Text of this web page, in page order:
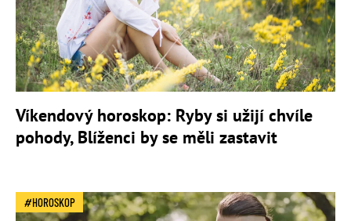
Víkendový horoskop: Ryby si užijí chvíle
pohody, Blíženci by se měli zastavit
HOROSKOP